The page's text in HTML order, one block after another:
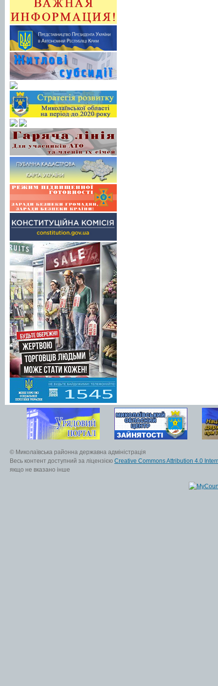
© Миколаївська районна державна адміністрація
Весь контент доступний за ліцензією Creative Commons Attribution 4.0
якщо не вказано інше